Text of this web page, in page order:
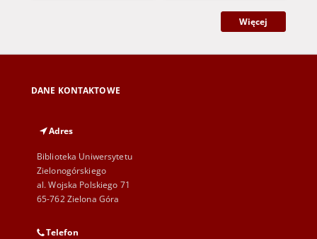
Więcej
DANE KONTAKTOWE
Adres
Biblioteka Uniwersytetu
Zielonogórskiego
al. Wojska Polskiego 71
65-762 Zielona Góra
Telefon